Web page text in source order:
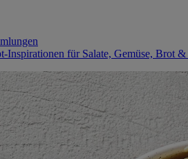
Inspirationen für Salate, Gemüse, Brot